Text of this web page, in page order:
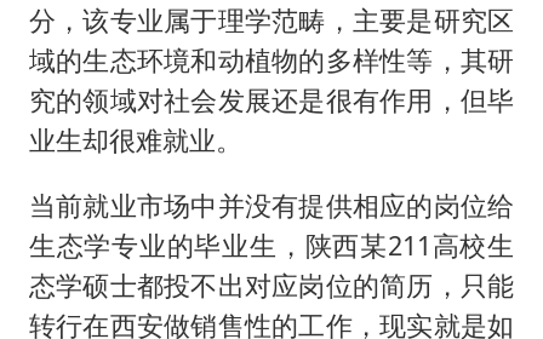
分，该专业属于理学范畴，主要是研究区
域的生态环境和动植物的多样性等，其研
究的领域对社会发展还是很有作用，但毕
业生却很难就业。
当前就业市场中并没有提供相应的岗位给
生态学专业的毕业生，陕西某211高校生
态学硕士都投不出对应岗位的简历，只能
转行在西安做销售性的工作，现实就是如